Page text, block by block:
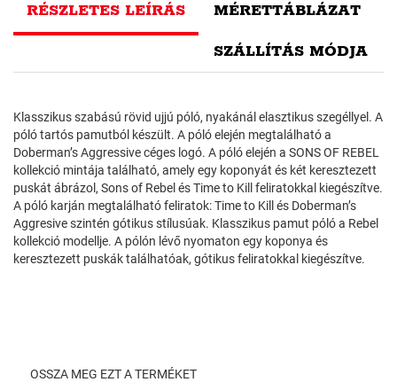
RÉSZLETES LEÍRÁS MÉRETTÁBLÁZAT
SZÁLLÍTÁS MÓDJA
Klasszikus szabású rövid ujjú póló, nyakánál elasztikus szegéllyel. A
póló tartós pamutból készült. A póló elején megtalálható a
Doberman’s Aggressive céges logó. A póló elején a SONS OF REBEL
kollekció mintája található, amely egy koponyát és két keresztezett
puskát ábrázol, Sons of Rebel és Time to Kill feliratokkal kiegészítve.
A póló karján megtalálható feliratok: Time to Kill és Doberman’s
Aggresive szintén gótikus stílusúak. Klasszikus pamut póló a Rebel
kollekció modellje. A pólón lévő nyomaton egy koponya és
keresztezett puskák találhatóak, gótikus feliratokkal kiegészítve.
OSSZA MEG EZT A TERMÉKET